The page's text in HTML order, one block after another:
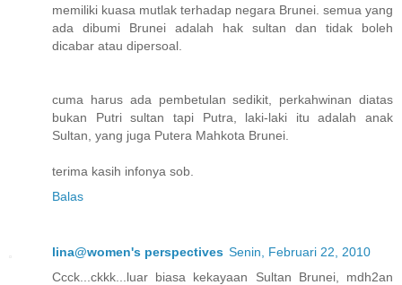
memiliki kuasa mutlak terhadap negara Brunei. semua yang
ada dibumi Brunei adalah hak sultan dan tidak boleh
dicabar atau dipersoal.
cuma harus ada pembetulan sedikit, perkahwinan diatas
bukan Putri sultan tapi Putra, laki-laki itu adalah anak
Sultan, yang juga Putera Mahkota Brunei.
terima kasih infonya sob.
Balas
lina@women's perspectives Senin, Februari 22, 2010
Ccck...ckkk...luar biasa kekayaan Sultan Brunei, mdh2an